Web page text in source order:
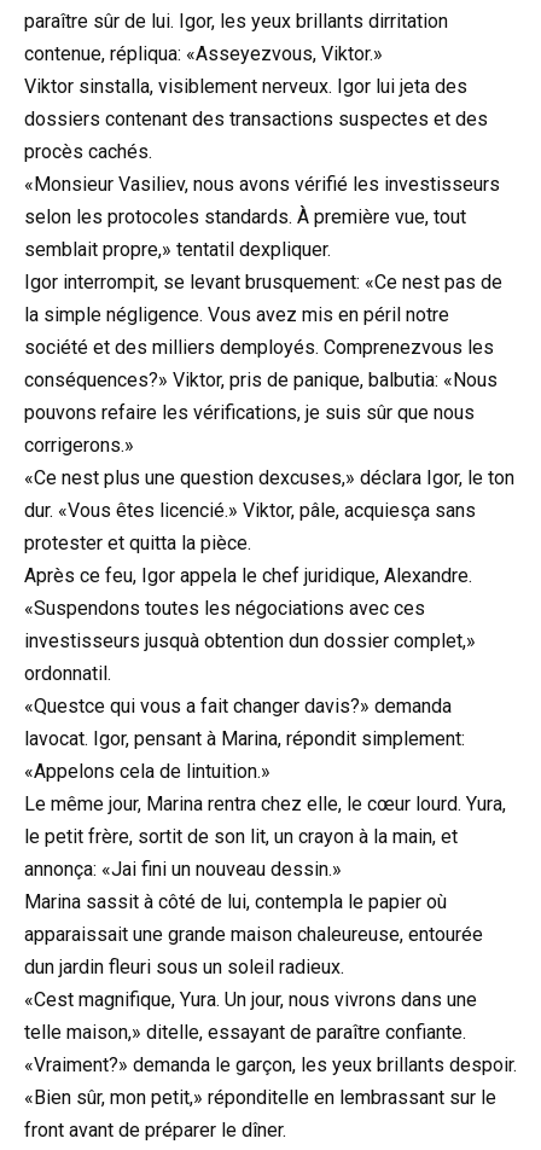
paraître sûr de lui. Igor, les yeux brillants dirritation
contenue, répliqua: «Asseyezvous, Viktor.»
Viktor sinstalla, visiblement nerveux. Igor lui jeta des
dossiers contenant des transactions suspectes et des
procès cachés.
«Monsieur Vasiliev, nous avons vérifié les investisseurs
selon les protocoles standards. À première vue, tout
semblait propre,» tentatil dexpliquer.
Igor interrompit, se levant brusquement: «Ce nest pas de
la simple négligence. Vous avez mis en péril notre
société et des milliers demployés. Comprenezvous les
conséquences?» Viktor, pris de panique, balbutia: «Nous
pouvons refaire les vérifications, je suis sûr que nous
corrigerons.»
«Ce nest plus une question dexcuses,» déclara Igor, le ton
dur. «Vous êtes licencié.» Viktor, pâle, acquiesça sans
protester et quitta la pièce.
Après ce feu, Igor appela le chef juridique, Alexandre.
«Suspendons toutes les négociations avec ces
investisseurs jusquà obtention dun dossier complet,»
ordonnatil.
«Questce qui vous a fait changer davis?» demanda
lavocat. Igor, pensant à Marina, répondit simplement:
«Appelons cela de lintuition.»
Le même jour, Marina rentra chez elle, le cœur lourd. Yura,
le petit frère, sortit de son lit, un crayon à la main, et
annonça: «Jai fini un nouveau dessin.»
Marina sassit à côté de lui, contempla le papier où
apparaissait une grande maison chaleureuse, entourée
dun jardin fleuri sous un soleil radieux.
«Cest magnifique, Yura. Un jour, nous vivrons dans une
telle maison,» ditelle, essayant de paraître confiante.
«Vraiment?» demanda le garçon, les yeux brillants despoir.
«Bien sûr, mon petit,» réponditelle en lembrassant sur le
front avant de préparer le dîner.